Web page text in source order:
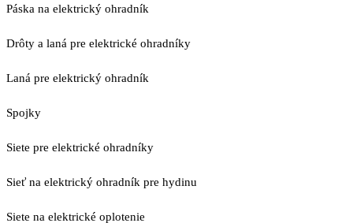
Páska na elektrický ohradník
Drôty a laná pre elektrické ohradníky
Laná pre elektrický ohradník
Spojky
Siete pre elektrické ohradníky
Sieť na elektrický ohradník pre hydinu
Siete na elektrické oplotenie